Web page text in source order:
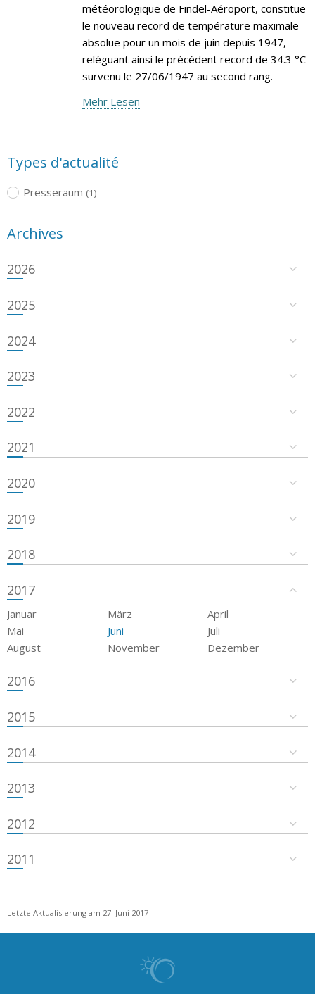
météorologique de Findel-Aéroport, constitue
le nouveau record de température maximale
absolue pour un mois de juin depuis 1947,
reléguant ainsi le précédent record de 34.3 °C
survenu le 27/06/1947 au second rang.
Mehr Lesen
Types d'actualité
Presseraum (1)
Archives
2026
2025
2024
2023
2022
2021
2020
2019
2018
2017
Januar März
April
Mai
Juni
Juli
August
November Dezember
2016
2015
2014
2013
2012
2011
Letzte Aktualisierung am 27. Juni 2017